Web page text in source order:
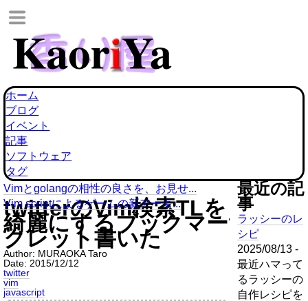
ホーム
ブログ
イベント
記事
ソフトウェア
タグ
Vimとgolangの相性の良さを、お見せ...
Vim scriptによるゲームの新アーキ...
twitterのVim検索TLを
綺麗にするブックマー
クレット書いた
Author: MURAOKA Taro
Date: 2015/12/12
twitter
vim
javascript
最近の記
事
ラッシーのレ
シピ
2025/08/13 -
最近ハマって
るラッシーの
自作レシピを